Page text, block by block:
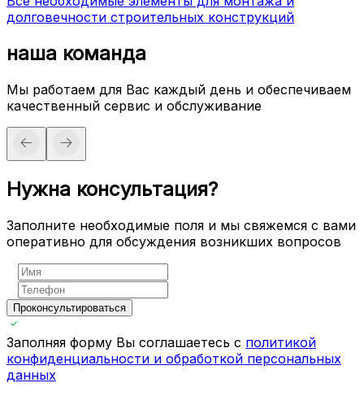
долговечности строительных конструкций
наша команда
Мы работаем для Вас каждый день и обеспечиваем
качественный сервис и обслуживание
Нужна консультация?
Заполните необходимые поля и мы свяжемся с вами
оперативно для обсуждения возникших вопросов
Проконсультироваться
Заполняя форму Вы соглашаетесь с политикой
конфиденциальности и обработкой персональных
данных